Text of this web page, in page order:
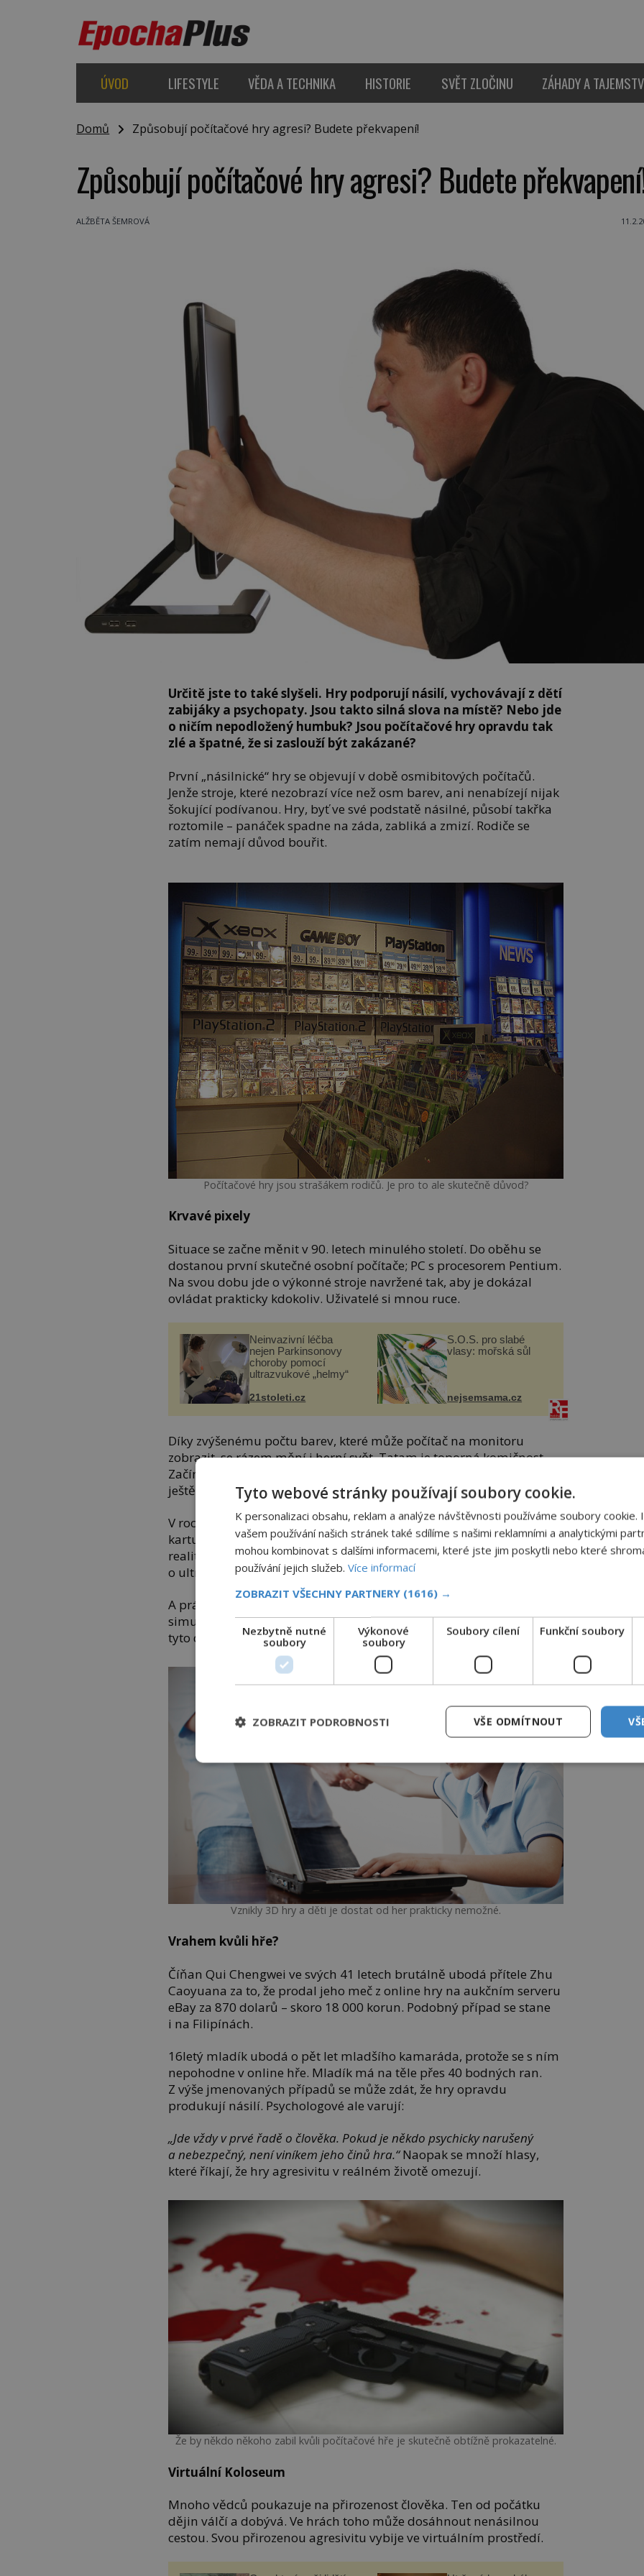
ÚVOD LIFESTYLE VĚDA A TECHNIKA HISTORIE SVĚT ZLOČINU ZÁHADY A
Domů Způsobují počítačové hry agresi? Budete překvapení!
Způsobují počítačové hry agresi? Budete
ALŽBĚTA ŠEMROVÁ
Určitě jste to také slyšeli. Hry podporují násilí, vychovávají z dětí
zabijáky a psychopaty. Jsou takto silná slova na místě? Nebo jde
o ničím nepodložený humbuk? Jsou počítačové hry opravdu tak
zlé a špatné, že si zaslouží být zakázané?
První „násilnické“ hry se objevují v době osmibitových počítačů.
Jenže stroje, které nezobrazí více než osm barev, ani nenabízejí nijak
šokující podívanou. Hry, byť ve své podstatě násilné, působí takřka
roztomile – panáček spadne na záda, zabliká a zmizí. Rodiče se
zatím nemají důvod bouřit.
Počítačové hry jsou strašákem rodičů. Je pro to ale skutečně důvod?
Krvavé pixely
Situace se začne měnit v 90. letech minulého století. Do oběhu se
dostanou první skutečné osobní počítače; PC s procesorem Pentium.
Na svou dobu jde o výkonné stroje navržené tak, aby je dokázal
ovládat prakticky kdokoliv. Uživatelé si mnou ruce.
Neinvazivní léčba
nejen Parkinsonovy
choroby pomocí
ultrazvukové „helmy“
21stoleti.cz
S.O.S. pro slabé
vlasy: mořská sůl
nejsemsama.cz
Díky zvýšenému počtu barev, které může počítač na monitoru
zobrazit, se rázem mění i herní svět. Tatam je toporná komičnost.
Začíná doba počítačové brutality a krve. V 90. letech se ale stane
ještě jedna přelomová událost.
V roce 1996 uvede na trh firma 3dfx Interactive první grafickou
kartu, která podporuje trojrozměrnou grafiku. Hry se rázem přiblíží
realitě. V dnešní době jsou hry graficky tak daleko, že se hovoří
o ultra realističnosti.
A právě to je důvod, proč je mnozí kritizují. Herní svět věrně
simuluje ten reálný. Dokážou ale mladičtí hráči podvědomě rozlišit
tyto dva světy?
Vznikly 3D hry a děti je dostat od her prakticky nemožné.
Vrahem kvůli hře?
Číňan Qui Chengwei ve svých 41 letech brutálně ubodá přítele Zhu
Caoyuana za to, že prodal jeho meč z online hry na aukčním serveru
eBay za 870 dolarů – skoro 18 000 korun. Podobný případ se stane
i na Filipínách.
16letý mladík ubodá o pět let mladšího kamaráda, protože se s ním
nepohodne v online hře. Mladík má na těle přes 40 bodných ran.
Z výše jmenovaných případů se může zdát, že hry opravdu
produkují násilí. Psychologové ale varují:
„Jde vždy v prvé řadě o člověka. Pokud je někdo psychicky narušený
a nebezpečný, není viníkem jeho činů hra.“Naopak se množí hlasy,
které říkají, že hry agresivitu v reálném životě omezují.
Že by někdo někoho zabil kvůli počítačové hře je skutečně obtížně prokazatelné.
Virtuální Koloseum
Mnoho vědců poukazuje na přirozenost člověka. Ten od počátku
dějin válčí a dobývá. Ve hrách toho může dosáhnout nenásilnou
cestou. Svou přirozenou agresivitu vybije ve virtuálním prostředí.
Tyto webové stránky používají soubory cookie.
K personalizaci obsahu, reklam a analýze návštěvnosti používáme soubory cookie.
vašem používání našich stránek také sdílíme s našimi reklamními a analytickými
mohou kombinovat s dalšími informacemi, které jste jim poskytli nebo které
používání jejich služeb. Více informací
ZOBRAZIT VŠECHNY PARTNERY (1616) →
Nezbytně nutné
soubory
Výkonové
soubory
Soubory cílení Funkční soubory
VŠE ODMÍTNOUT
ZOBRAZIT PODROBNOSTI